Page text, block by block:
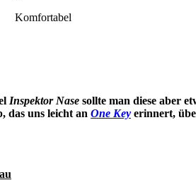
Komfortabel
Inspektor Nase sollte man diese aber
das uns leicht an One Key erinnert,